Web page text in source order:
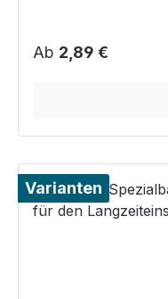
Regulärer Preis:
Ab 2,89 €
Varianten